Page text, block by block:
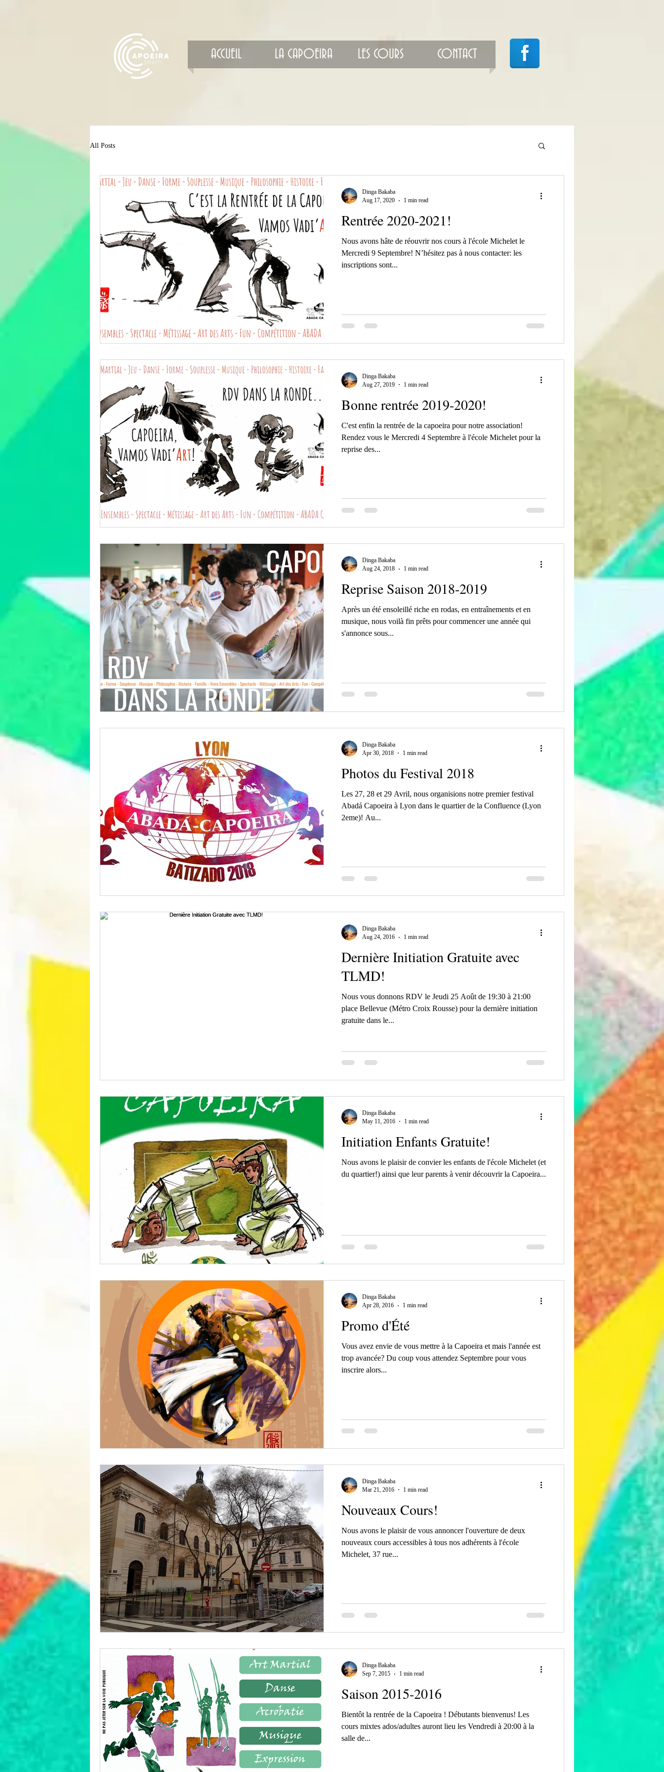
ACCUEIL LA CAPOEIRA LES COURS CONTACT
All Posts
Rentrée 2020-2021!
Nous avons hâte de réouvrir nos cours à l'école Michelet le
Mercredi 9 Septembre! N’hésitez pas à nous contacter: les
inscriptions sont...
Dinga Bakaba
Aug 17, 2020
1 min read
Bonne rentrée 2019-2020!
C'est enfin la rentrée de la capoeira pour notre association!
Rendez vous le Mercredi 4 Septembre à l'école Michelet pour la
reprise des...
Dinga Bakaba
Aug 27, 2019
1 min read
Reprise Saison 2018-2019
Après un été ensoleillé riche en rodas, en entraînements et en
musique, nous voilà fin prêts pour commencer une année qui
s'annonce sous...
Dinga Bakaba
Aug 24, 2018
1 min read
Photos du Festival 2018
Les 27, 28 et 29 Avril, nous organisions notre premier festival
Abadá Capoeira à Lyon dans le quartier de la Confluence (Lyon
2eme)! Au...
Dinga Bakaba
Apr 30, 2018
1 min read
Dernière Initiation Gratuite avec
TLMD!
Nous vous donnons RDV le Jeudi 25 Août de 19:30 à 21:00
place Bellevue (Métro Croix Rousse) pour la dernière initiation
gratuite dans le...
Dinga Bakaba
Aug 24, 2016
1 min read
Initiation Enfants Gratuite!
Nous avons le plaisir de convier les enfants de l'école Michelet (et
du quartier!) ainsi que leur parents à venir découvrir la Capoeira...
Dinga Bakaba
May 11, 2016
1 min read
Promo d'Été
Vous avez envie de vous mettre à la Capoeira et mais l'année est
trop avancée? Du coup vous attendez Septembre pour vous
inscrire alors...
Dinga Bakaba
Apr 28, 2016
1 min read
Nouveaux Cours!
Nous avons le plaisir de vous annoncer l'ouverture de deux
nouveaux cours accessibles à tous nos adhérents à l'école
Michelet, 37 rue...
Dinga Bakaba
Mar 21, 2016
1 min read
Saison 2015-2016
Bientôt la rentrée de la Capoeira ! Débutants bienvenus! Les
cours mixtes ados/adultes auront lieu les Vendredi à 20:00 à la
salle de...
Dinga Bakaba
Sep 7, 2015
1 min read